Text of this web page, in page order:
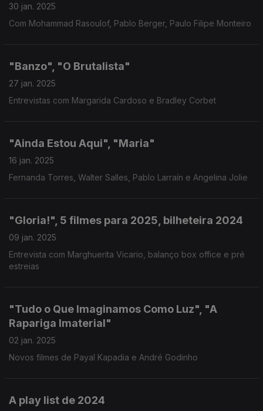
30 jan. 2025
Com Mohammad Rasoulof, Pablo Berger, Paulo Filipe Monteiro
"Banzo", "O Brutalista"
27 jan. 2025
Entrevistas com Margarida Cardoso e Bradley Corbet
"Ainda Estou Aqui", "Maria"
16 jan. 2025
Fernanda Torres, Walter Salles, Pablo Larraín e Angelina Jolie
"Gloria!", 5 filmes para 2025, bilheteira 2024
09 jan. 2025
Entrevista com Marghuerita Vicario, balanço box office e pré
estreias
"Tudo o Que Imaginamos Como Luz", "A
Rapariga Imaterial"
02 jan. 2025
Novos filmes de Payal Kapadia e André Godinho
A play list de 2024